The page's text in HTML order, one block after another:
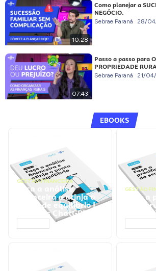
10:28
Como planejar a
NEGÓCIO.
Sebrae Paraná 28/
07:43
Passo a passo para
PROPRIEDADE
Sebrae Paraná 21/
EBOOKS
GESTÃO FINANCEIRA
Faça a análise
financeira e atinja o
ponto de equilíbrio |
Prompts ChatGPT
GESTÃO
Faça
seu